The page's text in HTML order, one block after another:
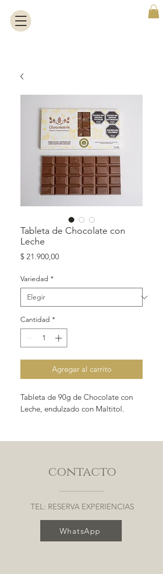
Tableta de Chocolate con
Leche
$ 21.900,00Precio
Variedad *
Cantidad *
Agregar al carrito
Tableta de 90g de Chocolate con
Leche, endulzado con Maltitol.
contacto
TEL: RESERVA EXPERIENCIAS
WhatsApp